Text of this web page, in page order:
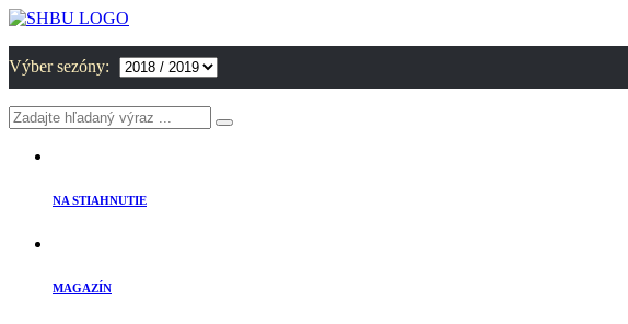
Výber sezóny:
NA STIAHNUTIE
MAGAZÍN